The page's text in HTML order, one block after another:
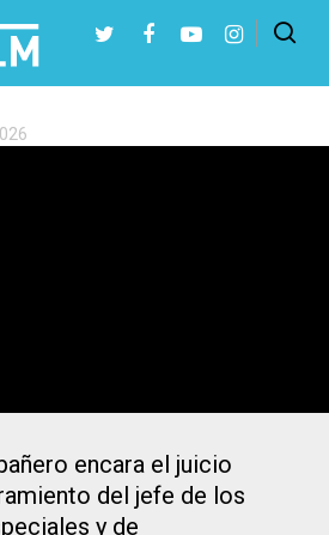
buscar o ESC para cerrar
encara el juicio
del jefe de los
y de